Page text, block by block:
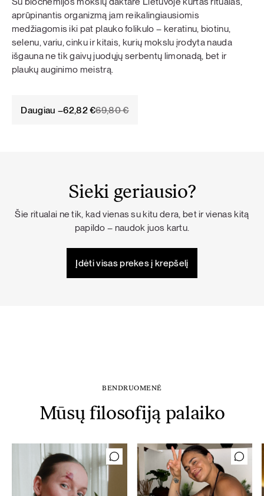
aprūpinantis organizmą jam reikalingiausiomis
medžiagomis iki pat plauko folikulo – keratinu, biotinu,
selenu, variu, cinku ir kitais, kurių mokslu įrodyta nauda
išgauna ne tik gaivų juodųjų serbentų limonadą, bet ir
plaukų auginimo meistrą.
Daugiau – 69,80€
Original
62,82€
Current
Sieki geriausio?
Šie ritualai ne tik, kad vienas su kitu dera, bet ir vienas kitą
papildo – naudok juos kartu.
Įdėti visas prekes į krepšelį
BENDRUOMENĖ
Mūsų filosofiją palaiko